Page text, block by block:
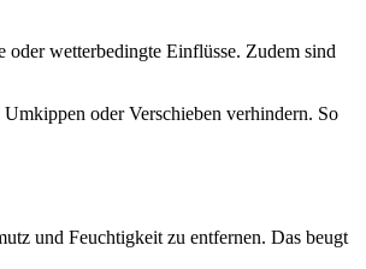
wetterbedingte Einflüsse. Zudem sind
oder Verschieben verhindern. So
und Feuchtigkeit zu entfernen. Das beugt